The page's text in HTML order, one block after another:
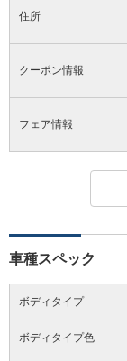
住所
クーポン情報
フェア情報
車種スペック
ボディタイプ
ボディタイプ色